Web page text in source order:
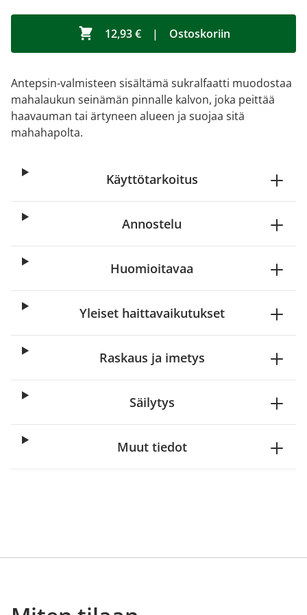
12,93 € | Ostoskoriin
Antepsin-valmisteen sisältämä sukralfaatti muodostaa
mahalaukun seinämän pinnalle kalvon, joka peittää
haavauman tai ärtyneen alueen ja suojaa sitä
mahahapolta.
Käyttötarkoitus
Annostelu
Huomioitavaa
Yleiset haittavaikutukset
Raskaus ja imetys
Säilytys
Muut tiedot